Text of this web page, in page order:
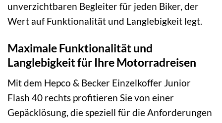
unverzichtbaren Begleiter für jeden Biker, der
Wert auf Funktionalität und Langlebigkeit legt.
Maximale Funktionalität und
Langlebigkeit für Ihre Motorradreisen
Mit dem Hepco & Becker Einzelkoffer Junior
Flash 40 rechts profitieren Sie von einer
Gepäcklösung, die speziell für die Anforderungen